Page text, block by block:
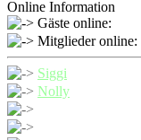
Online Information
Gäste online:
Mitglieder online:
Siggi
Nolly